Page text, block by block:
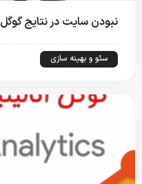
نبودن سایت در نتایج گوگل
سئو و بهینه سازی